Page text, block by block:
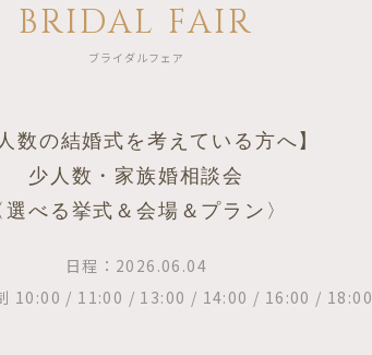
BRIDAL FAIR
ブライダルフェア
人数の結婚式を考えている方へ】
少人数・家族婚相談会
選べる挙式＆会場＆プラン〉
日程：2026.06.04
10:00 / 11:00 / 13:00 / 14:00 / 16:00 / 18:00